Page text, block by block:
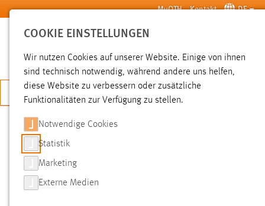
Zum Hauptinhalt springen MyOTH Kontakt DE
SUCHE
JETZT BEWERBEN
Hochschule Aktuelles Pressemeldungen
PROJEKT MIT DER
WESTBÖHMISCHEN UNIVERSITÄT
PILSEN
COOKIE EINSTELLUNGEN
Wir nutzen Cookies auf unserer Website. Einige von ihnen
sind technisch notwendig, während andere uns helfen,
diese Website zu verbessern oder zusätzliche
Funktionalitäten zur Verfügung zu stellen.
Notwendige Cookies
Statistik
Marketing
Externe Medien